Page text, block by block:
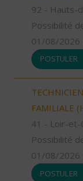
92 - Hauts-
Possibilité
01/08/2026
POSTULER
FAMILIALE
41 - Loir-et-
Possibilité
01/08/2026
POSTULER